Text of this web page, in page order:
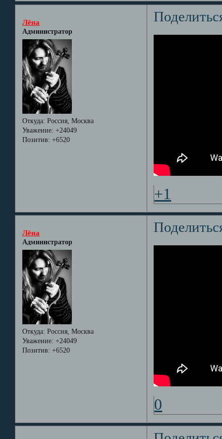
Лёна
Администратор
Откуда: Россия, Москва
Уважение: +24049
Позитив: +6520
+1
Лёна
Администратор
Откуда: Россия, Москва
Уважение: +24049
Позитив: +6520
0